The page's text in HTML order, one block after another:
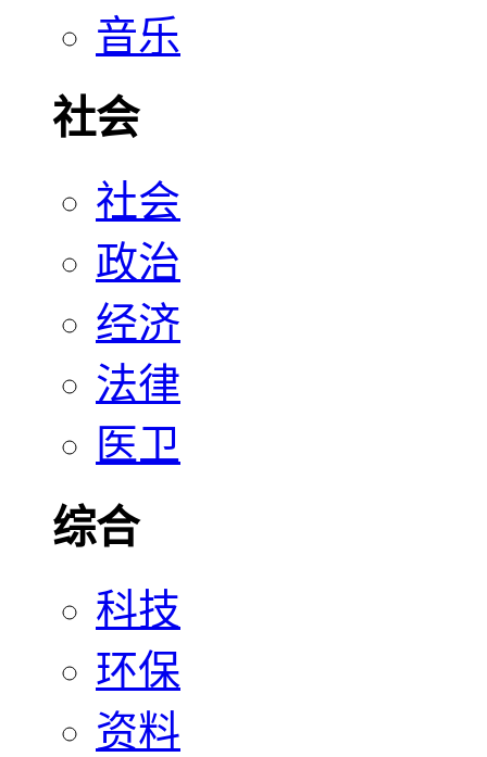
音乐
社会
社会
政治
经济
法律
医卫
综合
科技
环保
资料